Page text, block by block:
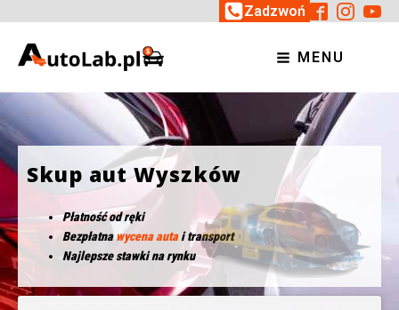
Zadzwoń
MENU
Skup aut Wyszków
Płatność od ręki
Bezpłatnawycena autai transport
Najlepsze stawki na rynku